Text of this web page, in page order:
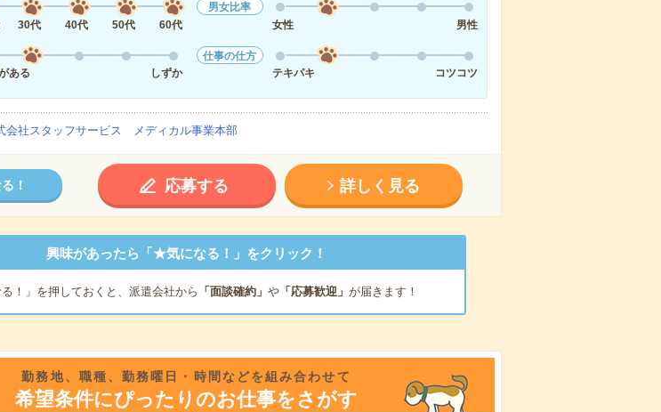
30代 40代 50代 60代
男女比率
女性
男性
ある
しずか
仕事の仕方
テキパキ
コツコツ
会社スタッフサービス メディカル事業本部
！ 応募する 詳しく見る
興味があったら「★気になる！」をクリック！
る！」を押しておくと、派遣会社から 「面談確約」 や「応募歓迎」 が届きます！
勤務地、職種、勤務曜日・時間などを組み合わせて
希望条件にぴったりのお仕事をさがす